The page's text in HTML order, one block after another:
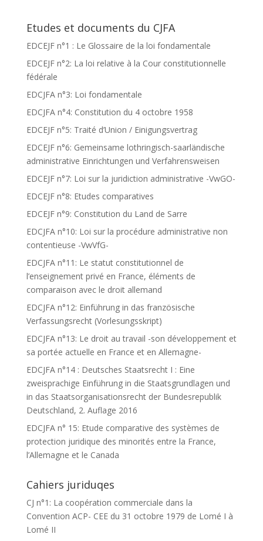
Etudes et documents du CJFA
EDCEJF n°1 : Le Glossaire de la loi fondamentale
EDCEJF n°2: La loi relative à la Cour constitutionnelle
fédérale
EDCJFA n°3: Loi fondamentale
EDCJFA n°4: Constitution du 4 octobre 1958
EDCEJF n°5: Traité d’Union / Einigungsvertrag
EDCEJF n°6: Gemeinsame lothringisch-saarländische
administrative Einrichtungen und Verfahrensweisen
EDCEJF n°7: Loi sur la juridiction administrative -VwGO-
EDCEJF n°8: Etudes comparatives
EDCEJF n°9: Constitution du Land de Sarre
EDCJFA n°10: Loi sur la procédure administrative non
contentieuse -VwVfG-
EDCJFA n°11: Le statut constitutionnel de
l’enseignement privé en France, éléments de
comparaison avec le droit allemand
EDCJFA n°12: Einführung in das französische
Verfassungsrecht (Vorlesungsskript)
EDCJFA n°13: Le droit au travail -son développement et
sa portée actuelle en France et en Allemagne-
EDCJFA n°14 : Deutsches Staatsrecht I : Eine
zweisprachige Einführung in die Staatsgrundlagen und
in das Staatsorganisationsrecht der Bundesrepublik
Deutschland, 2. Auflage 2016
EDCJFA n° 15: Etude comparative des systèmes de
protection juridique des minorités entre la France,
l’Allemagne et le Canada
Cahiers juriduqes
CJ n°1: La coopération commerciale dans la
Convention ACP- CEE du 31 octobre 1979 de Lomé I à
Lomé II